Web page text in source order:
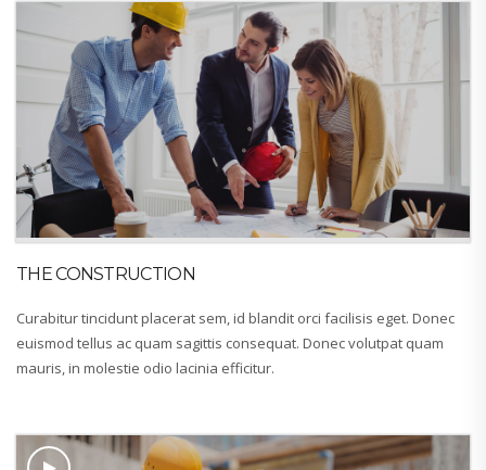
THE CONSTRUCTION
Curabitur tincidunt placerat sem, id blandit orci facilisis eget. Donec
euismod tellus ac quam sagittis consequat. Donec volutpat quam
mauris, in molestie odio lacinia efficitur.